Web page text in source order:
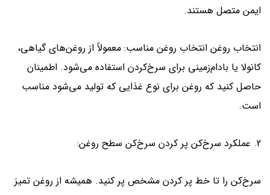
ایمن متصل هستند.
انتخاب روغن انتخاب روغن مناسب: معمولاً از روغن‌های گیاهی،
کانولا یا بادام‌زمینی برای سرخ‌کردن استفاده می‌شود. اطمینان
حاصل کنید که روغن برای نوع غذایی که تولید می‌شود مناسب
است.
2. عملکرد سرخ‌کن پر کردن سرخ‌کن سطح روغن:
سرخ‌کن را تا خط پر کردن مشخص پر کنید. همیشه از روغن تمیز